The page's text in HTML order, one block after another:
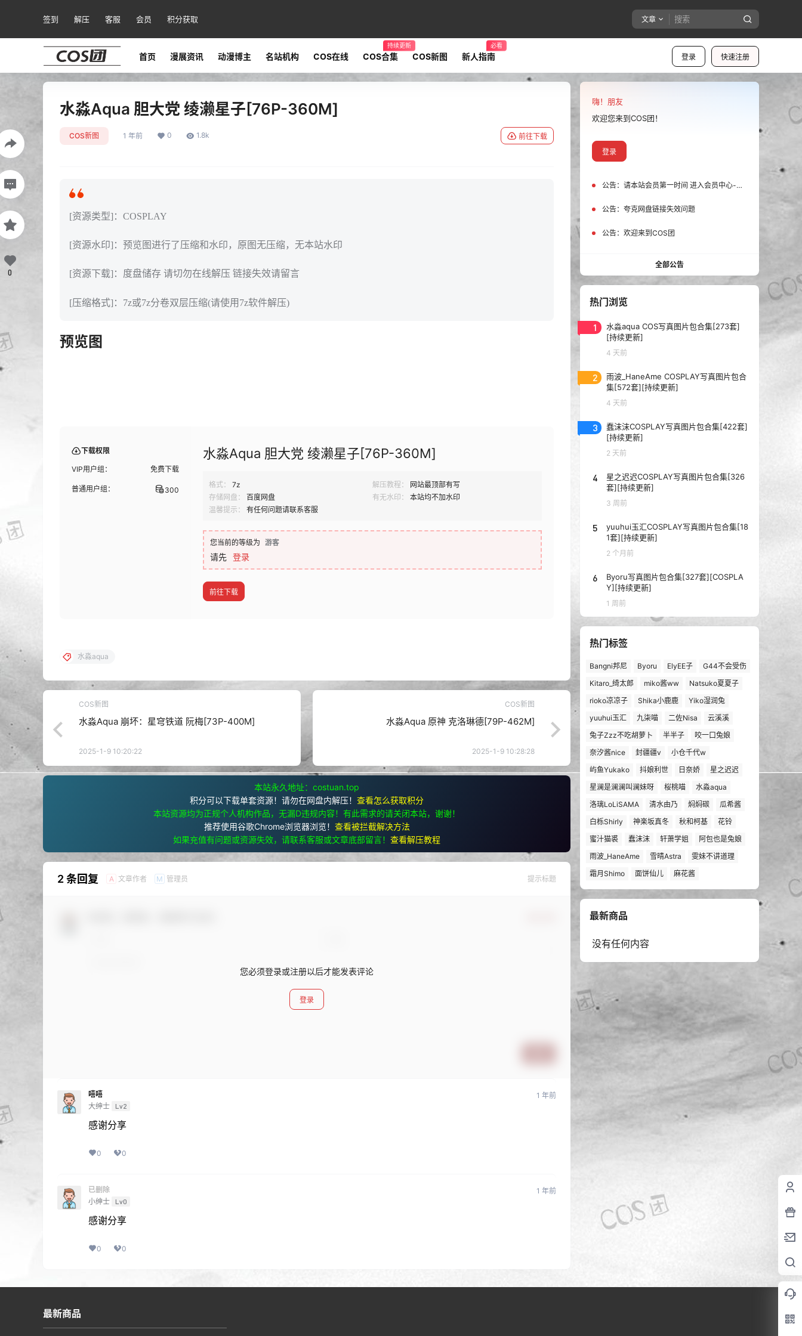
签到 解压 客服 会员 积分获取 文章
登录 快速注册
首页 漫展资讯 动漫博主 名站机构 COS在线 COS合集
持续更新
COS新图 新人指南
必看
水淼Aqua 胆大党 绫濑星子[76P-360M]
COS新图 1 年前 0 1.8k 前往下载
[资源类型]：COSPLAY
[资源水印]：预览图进行了压缩和水印，原图无压缩，无本站水印
[资源下载]：度盘储存 请切勿在线解压 链接失效请留言
[压缩格式]：7z或7z分卷双层压缩(请使用7z软件解压)
预览图
下载权限
VIP用户组： 免费下载
普通用户组： 300
水淼Aqua 胆大党 绫濑星子[76P-360M]
格式： 7z 解压教程：
网站最顶部有写
存储网盘：
百度网盘 有无水印：
本站均不加水印
温馨提示：
有任何问题请联系客服
您当前的等级为 游客
请先 登录
前往下载
0
水淼aqua
COS新图
水淼Aqua 崩坏：星穹铁道 阮梅[73P-400M]
2025-1-9 10:20:22
COS新图
水淼Aqua 原神 克洛琳德[79P-462M]
2025-1-9 10:28:28
本站永久地址：costuan.top
积分可以下载单套资源！请勿在网盘内解压！ 查看怎么获取积分
本站资源均为正规个人机构作品，无漏D违规内容！有此需求的请关闭本站，谢谢！
推荐使用谷歌Chrome浏览器浏览！ 查看被拦截解决方法
如果充值有问题或资源失效，请联系客服或文章底部留言！ 查看解压教程
2 条回复 A 文章作者 M 管理员 提示标题
您必须登录或注册以后才能发表评论
登录
嘻嘻
大绅士 Lv2
1 年前
感谢分享
0 0
已删除
小绅士 Lv0
1 年前
感谢分享
0 0
嗨！朋友
欢迎您来到COS团！
登录
公告： 请本站会员第一时间 进入会员中心-我的设置中为您的账号绑定邮箱!
公告： 夸克网盘链接失效问题
公告： 欢迎来到COS团
全部公告
热门浏览
1
水淼aqua COS写真图片包合集[273套]
[持续更新]
4 天前
2
雨波_HaneAme COSPLAY写真图片包合
集[572套][持续更新]
4 天前
3
蠢沫沫COSPLAY写真图片包合集[422套]
[持续更新]
2 天前
4
星之迟迟COSPLAY写真图片包合集[326
套][持续更新]
3 周前
5
yuuhui玉汇COSPLAY写真图片包合集[18
1套][持续更新]
2 个月前
6
Byoru写真图片包合集[327套][COSPLA
Y][持续更新]
1 周前
热门标签
Bangni邦尼 Byoru ElyEE子
G44不会受伤
Kitaro_绮太郎
miko酱ww
Natsuko夏夏子
rioko凉凉子
Shika小鹿鹿
Yiko湿润兔
yuuhui玉汇
九柒喵 二佐Nisa
云溪溪
兔子Zzz不吃胡萝卜
半半子
咬一口兔娘
奈汐酱nice
封疆疆v
小仓千代w
屿鱼Yukako
抖娘利世 日奈娇
星之迟迟
星澜是澜澜叫澜妹呀
桜桃喵
水淼aqua
洛璃LoLiSAMA
清水由乃 焖焖碳
瓜希酱
白栎Shirly
神楽坂真冬 秋和柯基
花铃
蜜汁猫裘
蠢沫沫 轩萧学姐
阿包也是兔娘
雨波_HaneAme
雪晴Astra
雯妹不讲道理
霜月Shimo
面饼仙儿 麻花酱
最新商品
没有任何内容
最新商品